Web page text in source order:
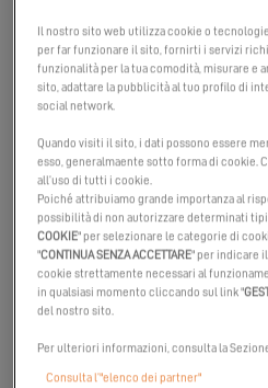
per così tanto tempo in queste
e quattro notti. La nuotata più
Noam è stata di 142,3 km in
nuotatore maltese Neil Agius.
Noam ha mangiato, bevuto e
una tecnica di ipnosi
UN'IMPRESA
SERVIZIO
essenziale: sensibilizzare
Mediterraneo, e più
Il nostro sito web utilizza cookie o
per far funzionare il sito, fornirti i servizi
funzionalità per la tua comodità, misurare e
sito, adattare la pubblicità al tuo profilo di
social network.
Quando visiti il sito, i dati possono essere
esso, generalmaente sotto forma di cookie.
all’uso di tutti i cookie.
Poiché attribuiamo grande importanza al
possibilità di non autorizzare determinati
COOKIE" per selezionare le categorie di
"CONTINUA SENZA ACCETTARE" per indicare
cookie strettamente necessari al
in qualsiasi momento cliccando sul link "
del nostro sito.
Per ulteriori informazioni, consulta la
Consulta l’"elenco dei partner"